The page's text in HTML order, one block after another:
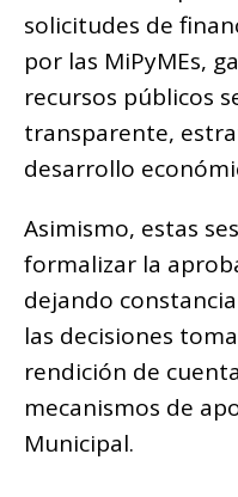
solicitudes de
por las MiPyMEs,
recursos públicos
transparente,
desarrollo
Asimismo, estas
formalizar la
dejando
las decisiones
rendición de
mecanismos de
Municipal.